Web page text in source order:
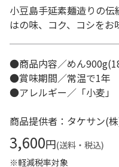
小豆島手延素麺造りの
はの味、コク、コシをお
●商品内容／めん
●賞味期間／常温で1年
●アレルギー／「小麦
商品提供者：タケサン(
3,600円(送料・税込)
※軽減税率対象